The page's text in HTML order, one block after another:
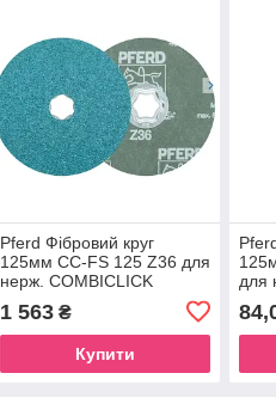
Pferd Фібровий круг
125мм CC-FS 125 Z36 для
нерж. COMBICLICK
1 563₴
Купити
для